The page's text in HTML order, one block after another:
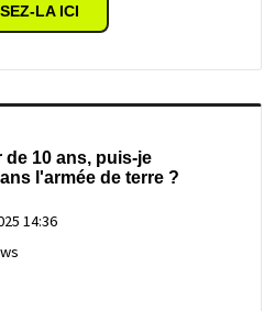
LA ICI
de 10 ans, puis-je
l'armée de terre ?
14:36